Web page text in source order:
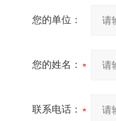
您的单位：
您的姓名：
联系电话：